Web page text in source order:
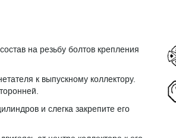
на резьбу болтов крепления
к выпускному коллектору.
и слегка закрепите его